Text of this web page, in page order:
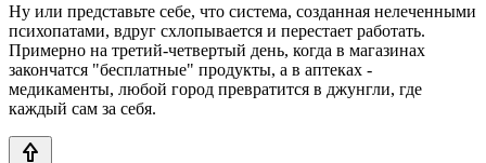
Ну или представьте себе, что система, созданная нелеченными
психопатами, вдруг схлопывается и перестает работать.
Примерно на третий-четвертый день, когда в магазинах
закончатся "бесплатные" продукты, а в аптеках -
медикаменты, любой город превратится в джунгли, где
каждый сам за себя.